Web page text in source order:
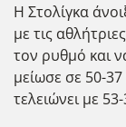
Η Στολίγκα
με τις
τον ρυθμό και
μείωσε σε 50-
τελειώνει με